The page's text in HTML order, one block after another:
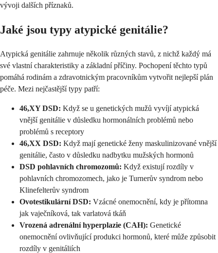
vývoji dalších příznaků.
Jaké jsou typy atypické genitálie?
Atypická genitálie zahrnuje několik různých stavů, z nichž každý má
své vlastní charakteristiky a základní příčiny. Pochopení těchto typů
pomáhá rodinám a zdravotnickým pracovníkům vytvořit nejlepší plán
péče. Mezi nejčastější typy patří:
46,XY DSD: Když se u genetických mužů vyvíjí atypická
vnější genitálie v důsledku hormonálních problémů nebo
problémů s receptory
46,XX DSD: Když mají genetické ženy maskulinizované vnější
genitálie, často v důsledku nadbytku mužských hormonů
DSD pohlavních chromozomů: Když existují rozdíly v
pohlavních chromozomech, jako je Turnerův syndrom nebo
Klinefelterův syndrom
Ovotestikulární DSD: Vzácné onemocnění, kdy je přítomna
jak vaječníková, tak varlatová tkáň
Vrozená adrenální hyperplazie (CAH): Genetické
onemocnění ovlivňující produkci hormonů, které může způsobit
rozdíly v genitáliích